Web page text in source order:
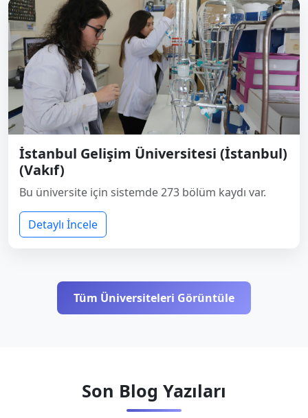
İstanbul Gelişim Üniversitesi (İstanbul)
(Vakıf)
Bu üniversite için sistemde 273 bölüm kaydı var.
Detaylı İncele
Tüm Üniversiteleri Görüntüle
Son Blog Yazıları